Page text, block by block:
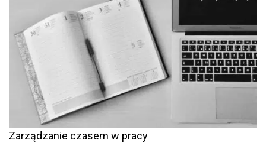
Zarządzanie czasem w pracy